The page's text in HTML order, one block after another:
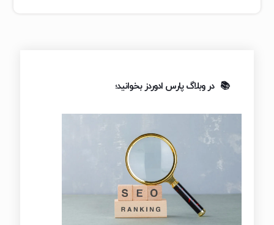
در وبلاگ پارس ادوردز بخوانید؛